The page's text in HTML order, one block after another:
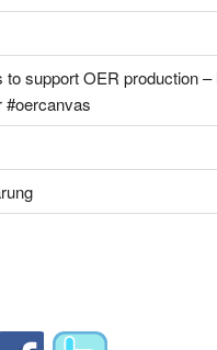
support OER production
#oercanvas